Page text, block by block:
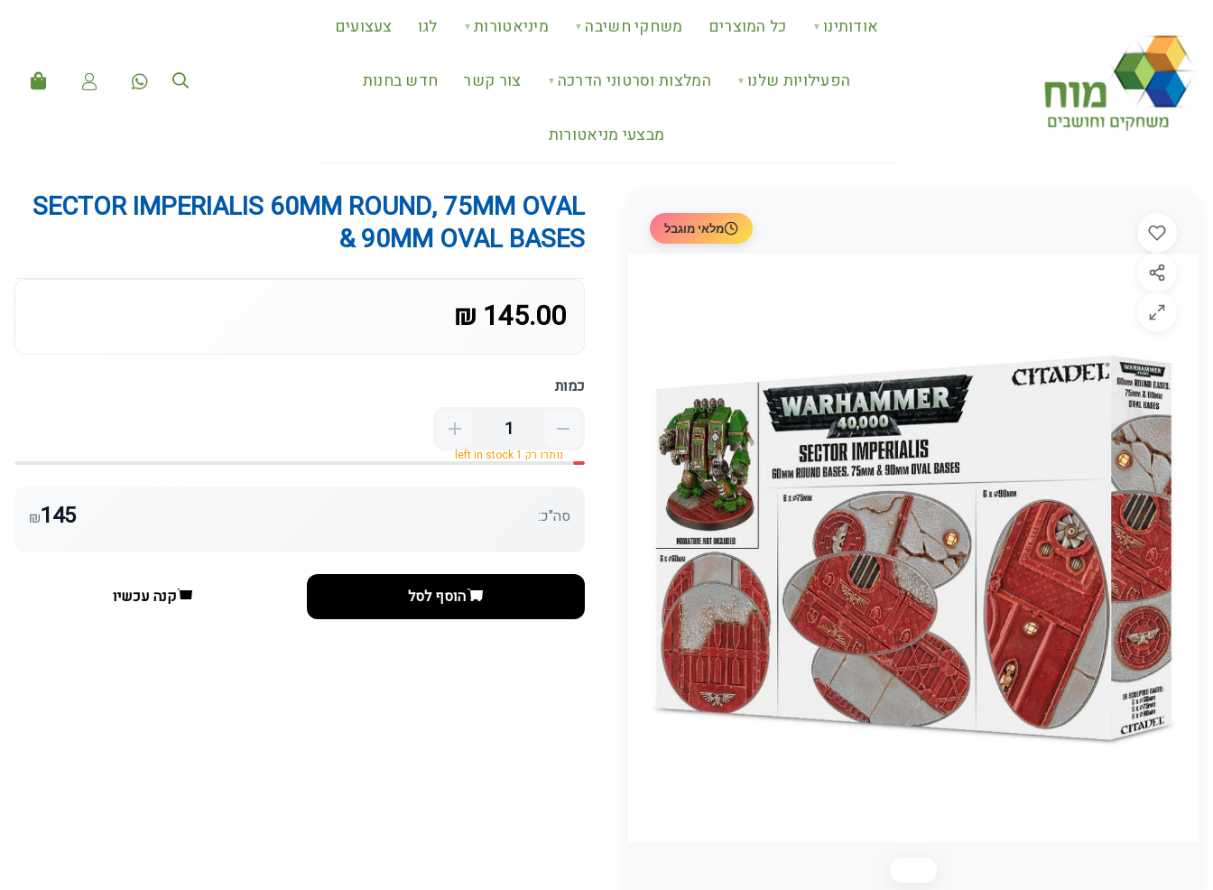
אודותינו ▼ כל המוצרים משחקי חשיבה ▼ מיניאטורות ▼ לגו צעצועים
הפעילויות שלנו ▼ המלצות וסרטוני הדרכה ▼ צור קשר חדש בחנות
מבצעי מניאטורות
מלאי מוגבל
SECTOR IMPERIALIS 60MM ROUND, 75MM OVAL
& 90MM OVAL BASES
145.00 ₪
כמות
נותרו רק 1 left in stock
סה"כ: 145
₪
הוסף לסל קנה עכשיו